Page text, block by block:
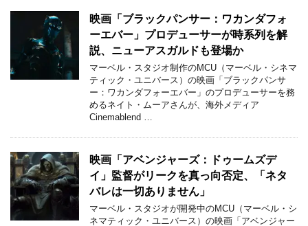
映画「ブラックパンサー：ワカンダフォ
ーエバー」プロデューサーが時系列を解
説、ニューアスガルドも登場か
マーベル・スタジオ制作のMCU（マーベル・シネマ
ティック・ユニバース）の映画「ブラックパンサ
ー：ワカンダフォーエバー」のプロデューサーを務
めるネイト・ムーアさんが、海外メディア
Cinemablend …
映画「アベンジャーズ：ドゥームズデ
イ」監督がリークを真っ向否定、「ネタ
バレは一切ありません」
マーベル・スタジオが開発中のMCU（マーベル・シ
ネマティック・ユニバース）の映画「アベンジャー